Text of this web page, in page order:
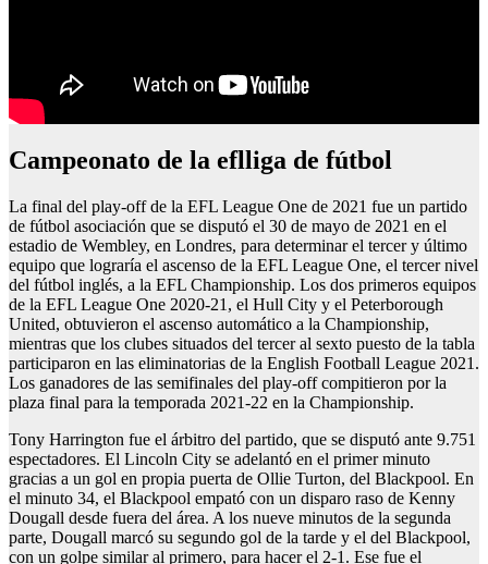
Campeonato de la eflliga de fútbol
La final del play-off de la EFL League One de 2021 fue un partido
de fútbol asociación que se disputó el 30 de mayo de 2021 en el
estadio de Wembley, en Londres, para determinar el tercer y último
equipo que lograría el ascenso de la EFL League One, el tercer nivel
del fútbol inglés, a la EFL Championship. Los dos primeros equipos
de la EFL League One 2020-21, el Hull City y el Peterborough
United, obtuvieron el ascenso automático a la Championship,
mientras que los clubes situados del tercer al sexto puesto de la tabla
participaron en las eliminatorias de la English Football League 2021.
Los ganadores de las semifinales del play-off compitieron por la
plaza final para la temporada 2021-22 en la Championship.
Tony Harrington fue el árbitro del partido, que se disputó ante 9.751
espectadores. El Lincoln City se adelantó en el primer minuto
gracias a un gol en propia puerta de Ollie Turton, del Blackpool. En
el minuto 34, el Blackpool empató con un disparo raso de Kenny
Dougall desde fuera del área. A los nueve minutos de la segunda
parte, Dougall marcó su segundo gol de la tarde y el del Blackpool,
con un golpe similar al primero, para hacer el 2-1. Ese fue el